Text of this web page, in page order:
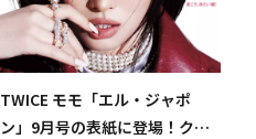
TWICE モモ「エル・ジャポ
ン」9月号の表紙に登場！クー